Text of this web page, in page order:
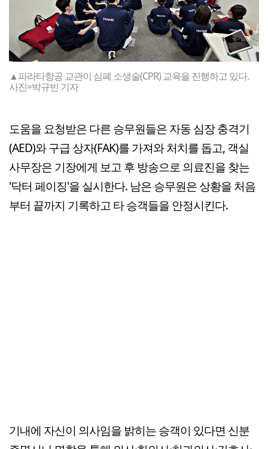
▲파라타항공 교관이 심폐 소생술(CPR) 교육을 진행하고 있다.
사진=박규빈 기자
도움을 요청받은 다른 승무원들은 자동 심장 충격기
(AED)와 구급 상자(FAK)를 가져와 처치를 돕고, 객실
사무장은 기장에게 보고 후 방송으로 의료진을 찾는
'닥터 페이징'을 실시한다. 남은 승무원은 상황을 처음
부터 끝까지 기록하고 타 승객들을 안정시킨다.
기내에 자신이 의사임을 밝히는 승객이 있다면 신분